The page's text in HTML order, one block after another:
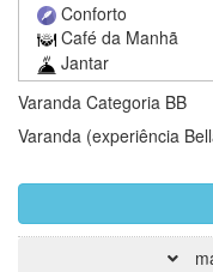
Conforto
Café da Manhã
Jantar
Varanda Categoria BB
Varanda (experiência